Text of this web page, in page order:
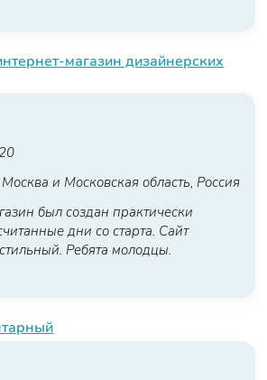
магазин дизайнерских
Москва и Московская область, Россия
был создан практически
дни со старта. Сайт
Ребята молодцы.